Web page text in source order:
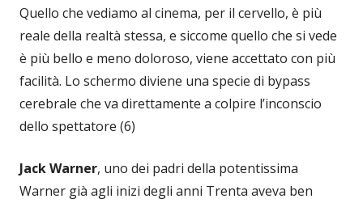
Quello che vediamo al cinema, per il cervello, è più
reale della realtà stessa, e siccome quello che si vede
è più bello e meno doloroso, viene accettato con più
facilità. Lo schermo diviene una specie di bypass
cerebrale che va direttamente a colpire l’inconscio
dello spettatore (6)
Jack Warner, uno dei padri della potentissima
Warner già agli inizi degli anni Trenta aveva ben